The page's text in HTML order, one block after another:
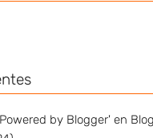
by Blogger' en